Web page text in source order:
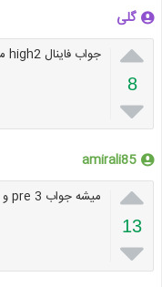
گلی

8

جواب فاینال high2 ممنون میشم
amirali85

13

میشه جواب pre 3 و بزارید؟